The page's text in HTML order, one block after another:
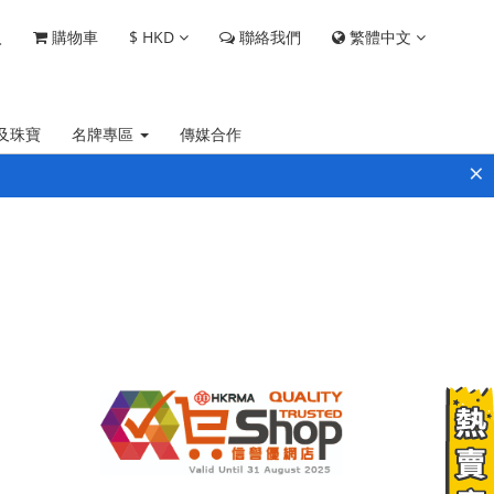
×
珠寶 名牌專區 傳媒合作
購物車 $ HKD 聯絡我們 繁體中文